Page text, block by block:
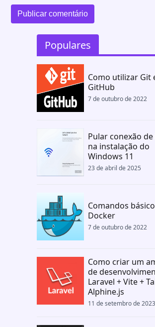
Populares
Como utilizar Git
GitHub
7 de outubro de 2022
Pular conexão
na instalação do
Windows 11
23 de abril de 2025
Comandos
Docker
7 de outubro de 2022
Como criar um
de
Laravel + Vite +
Alphine.js
11 de setembro de 2023